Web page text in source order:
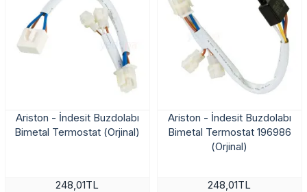
Ariston - İndesit Buzdolabı
Bimetal Termostat (Orjinal)
248,01TL
Ariston - İndesit Buzdolabı
Bimetal Termostat 196986
(Orjinal)
248,01TL